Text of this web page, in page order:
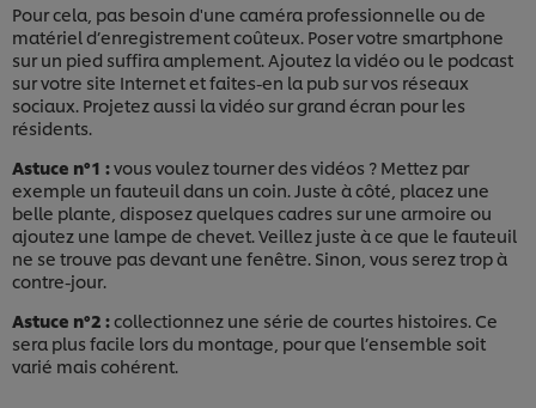
Pour cela, pas besoin d'une caméra professionnelle ou de
matériel d’enregistrement coûteux. Poser votre smartphone
sur un pied suffira amplement. Ajoutez la vidéo ou le podcast
sur votre site Internet et faites-en la pub sur vos réseaux
sociaux. Projetez aussi la vidéo sur grand écran pour les
résidents.
Astuce n°1 :vous voulez tourner des vidéos ? Mettez par
exemple un fauteuil dans un coin. Juste à côté, placez une
belle plante, disposez quelques cadres sur une armoire ou
ajoutez une lampe de chevet. Veillez juste à ce que le fauteuil
ne se trouve pas devant une fenêtre. Sinon, vous serez trop à
contre-jour.
Astuce n°2 :collectionnez une série de courtes histoires. Ce
sera plus facile lors du montage, pour que l’ensemble soit
varié mais cohérent.